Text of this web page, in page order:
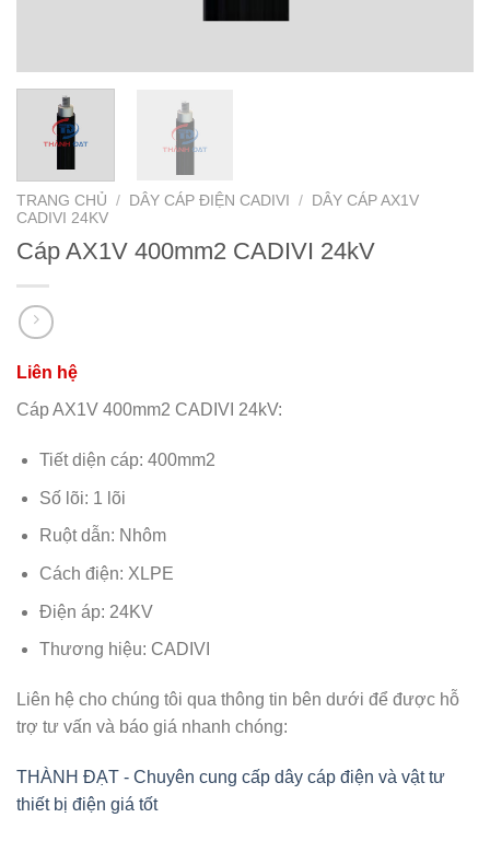
TRANG CHỦ / DÂY CÁP ĐIỆN CADIVI /
DÂY CÁP AX1V
CADIVI 24KV
Cáp AX1V 400mm2 CADIVI 24kV
Cáp AX1V 400mm2 CADIVI 24kV:
Tiết diện cáp: 400mm2
Số lõi: 1 lõi
Ruột dẫn: Nhôm
Cách điện: XLPE
Điện áp: 24KV
Thương hiệu: CADIVI
Liên hệ cho chúng tôi qua thông tin bên dưới để được hỗ
trợ tư vấn và báo giá nhanh chóng:
THÀNH ĐẠT - Chuyên cung cấp dây cáp điện và vật tư
thiết bị điện giá tốt